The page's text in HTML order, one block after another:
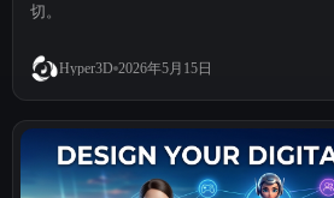
切。
Hyper3D 2026年5月15日